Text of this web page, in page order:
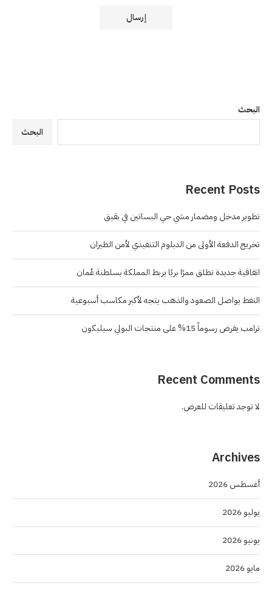
البحث
البحث
Recent Posts
تطوير مدخل ومضمار مشي حي البساتين في بقيق
تخريج الدفعة الأولى من الدبلوم التنفيذي لأمن الطيران
اتفاقية جديدة تطلق ممرًا بريًا يربط المملكة بسلطنة عُمان
النفط يواصل الصعود والذهب يتجه لأكبر مكاسب أسبوعية
ترامب يفرض رسوماً 15% على منتجات البولي سيليكون
Recent Comments
لا توجد تعليقات للعرض.
Archives
أغسطس 2026
يوليو 2026
يونيو 2026
مايو 2026